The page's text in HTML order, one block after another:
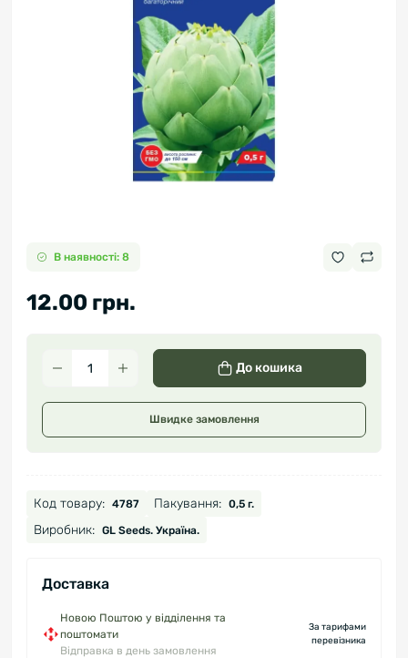
В наявності: 8
12.00 грн.
До кошика
Швидке замовлення
Код товару: 4787 Пакування: 0,5 г.
Виробник: GL Seeds. Україна.
Доставка
Новою Поштою у відділення та
поштомати
Відправка в день замовлення
За тарифами
перевізника